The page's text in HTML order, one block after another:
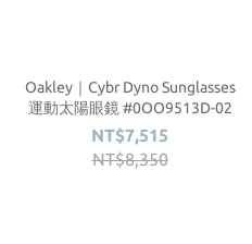
Oakley｜Cybr Dyno Sunglasses
運動太陽眼鏡 #0OO9513D-02
NT$7,515
NT$8,350